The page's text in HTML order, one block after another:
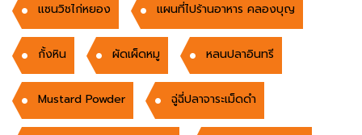
แซนวิชไก่หยอง แผนที่ไปร้านอาหาร คลองบุญ
กั้งหิน ผัดเผ็ดหมู หลนปลาอินทรี
Mustard Powder ฉู่ฉี่ปลาจาระเม็ดดำ